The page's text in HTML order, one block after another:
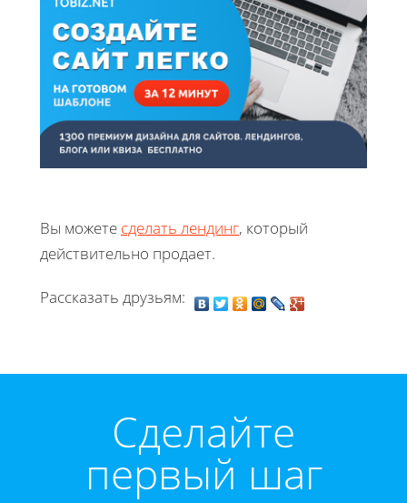
Вы можете сделать лендинг, который
действительно продает.
Рассказать друзьям:
Cделайте
первый шаг